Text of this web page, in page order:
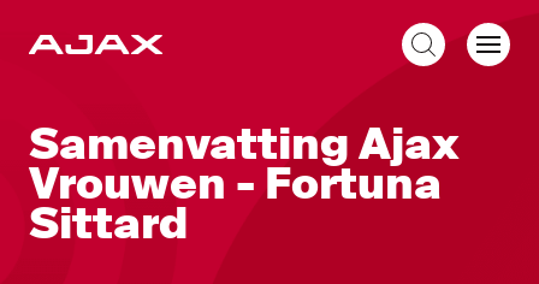
Samenvatting Ajax
Vrouwen - Fortuna
Sittard